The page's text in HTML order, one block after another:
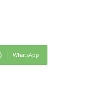
WhatsApp